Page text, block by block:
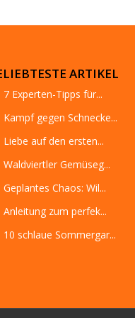
ARTIKEL
7 Experten-Tipps für...
Kampf gegen Schnecke...
Liebe auf den ersten...
Waldviertler Gemüseg...
Geplantes Chaos: Wil...
Anleitung zum perfek...
10 schlaue Sommergar...